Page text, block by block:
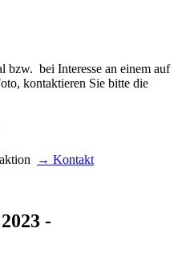
bzw. bei Interesse an einem auf
kontaktieren Sie bitte die
→ Kontakt
-